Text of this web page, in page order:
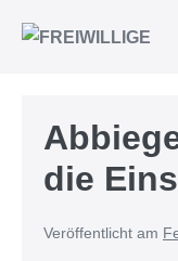
die
Veröffentlicht am